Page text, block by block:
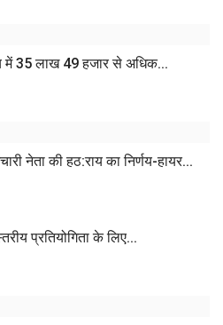
में 35 लाख 49 हजार से अधिक...
नेता की हठ:राय का निर्णय-हायर...
प्रतियोगिता के लिए...